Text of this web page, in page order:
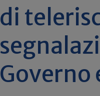
di
Governo